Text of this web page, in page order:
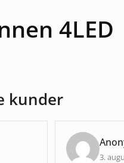
4LED
kunder
3.